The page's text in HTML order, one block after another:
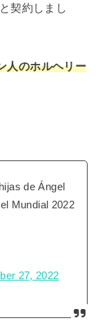
契約しまし
人のホルヘリー
de Ángel
Mundial 2022
27, 2022